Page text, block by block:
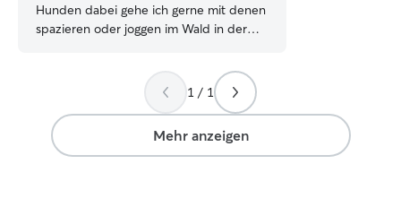
Hunden dabei gehe ich gerne mit denen
spazieren oder joggen im Wald in der
Huase anbieten, da ich in einer
Wohngemeinschaft wohne. Gerne
komme ich zu Ihnen nach Hause und
nehme Hunde auf einen Spaziergang Ich
versorge Hunde nach dem
1 / 1
Mehr anzeigen